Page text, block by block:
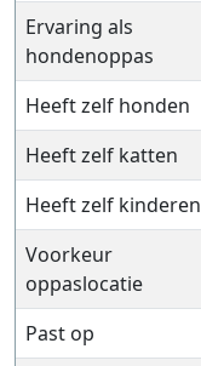
Ervaring als
hondenoppas
Heeft zelf honden
Heeft zelf katten
Heeft zelf kinderen
Voorkeur
oppaslocatie
Past op